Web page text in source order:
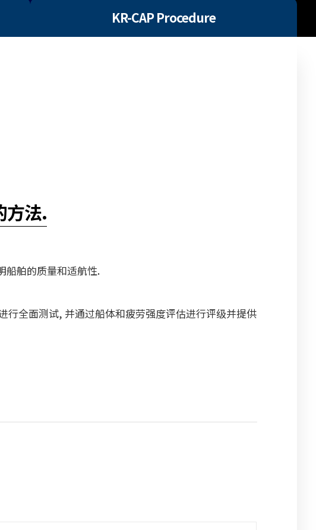
KR-CAP Procedure
方法.
船舶的质量和适航性.
全面测试, 并通过船体和疲劳强度评估进行评级并提供